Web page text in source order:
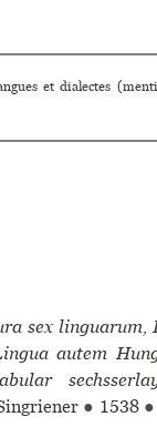
et dialectes
sex linguarum,
autem
● 1538 ●